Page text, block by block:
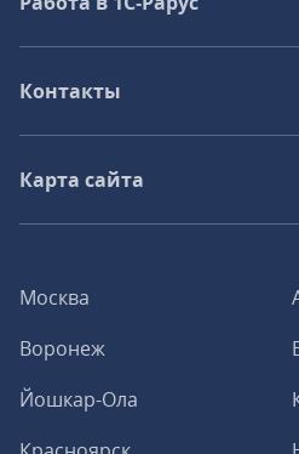
Москва
Воронеж
Йошкар-Ола
Контакты
Карта сайта